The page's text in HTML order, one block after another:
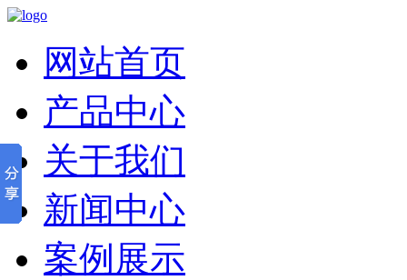
网站首页
产品中心
关于我们
新闻中心
案例展示